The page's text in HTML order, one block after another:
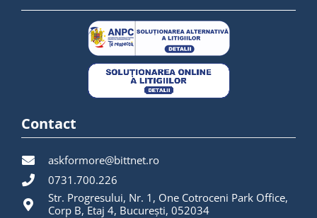
Contact
askformore@bittnet.ro
0731.700.226
Str. Progresului, Nr. 1, One Cotroceni Park Office,
Corp B, Etaj 4, București, 052034